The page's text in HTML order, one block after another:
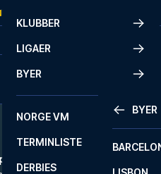
KLUBBER
LIGAER
BYER
BYER
NORGE VM
TERMINLISTE
DERBIES